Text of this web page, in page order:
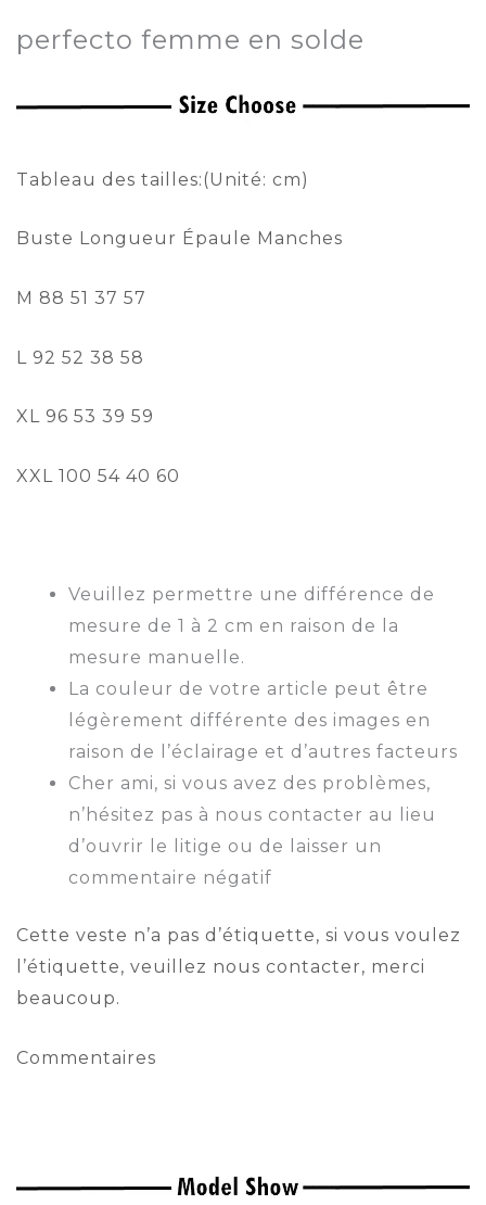
perfecto femme en solde
Tableau des tailles:(Unité: cm)
Buste Longueur Épaule Manches
M 88 51 37 57
L 92 52 38 58
XL 96 53 39 59
XXL 100 54 40 60
Veuillez permettre une différence de
mesure de 1 à 2 cm en raison de la
mesure manuelle.
La couleur de votre article peut être
légèrement différente des images en
raison de l’éclairage et d’autres facteurs
Cher ami, si vous avez des problèmes,
n’hésitez pas à nous contacter au lieu
d’ouvrir le litige ou de laisser un
commentaire négatif
Cette veste n’a pas d’étiquette, si vous voulez
l’étiquette, veuillez nous contacter, merci
beaucoup.
Commentaires